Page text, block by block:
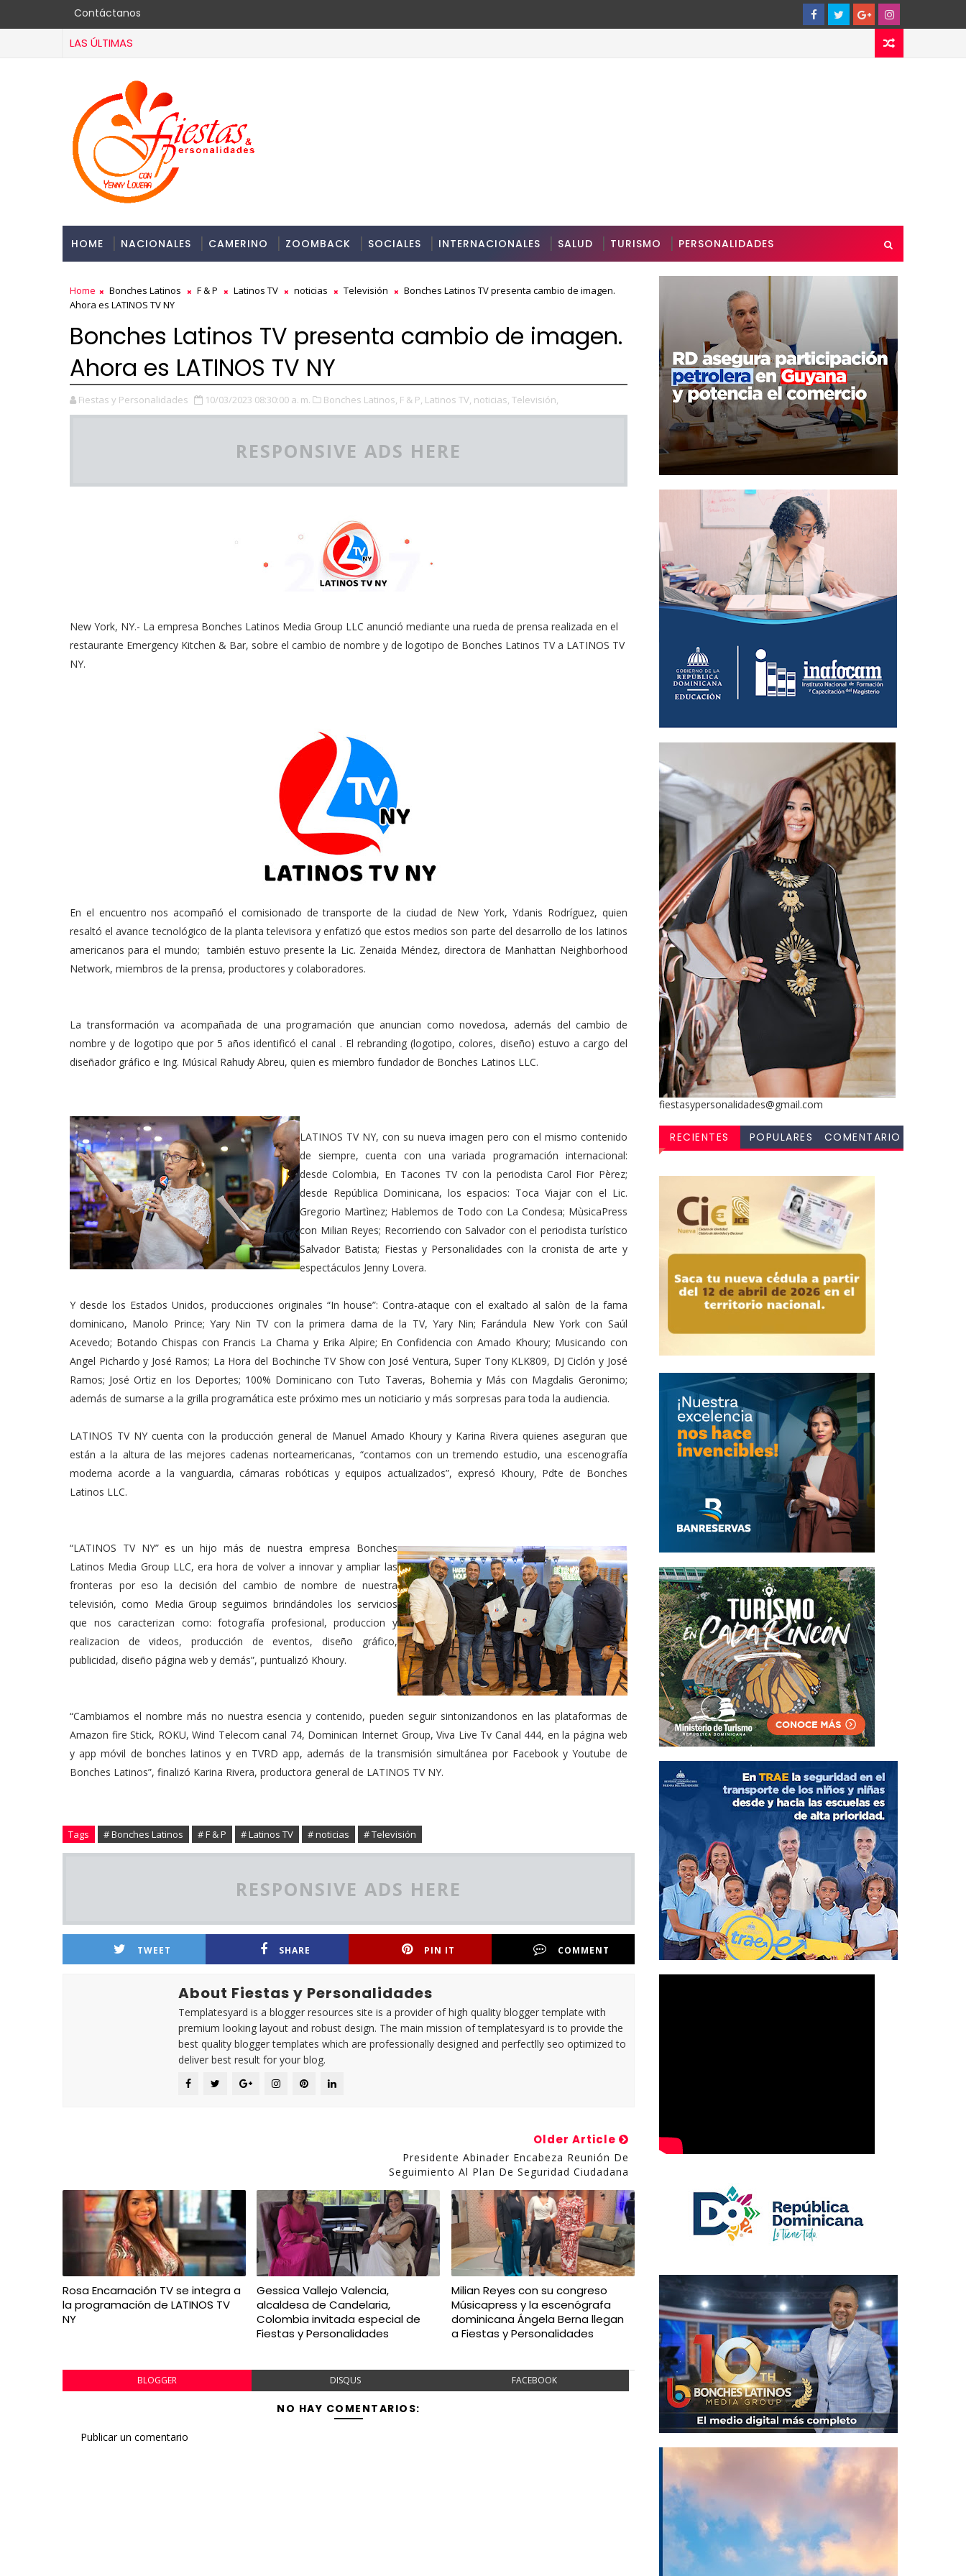
Contáctanos
LAS ÚLTIMAS
HOME NACIONALES CAMERINO ZOOMBACK SOCIALES INTERNACIONALES SALUD TURISMO PERSONALIDADES
Home Bonches Latinos F & P Latinos TV noticias Televisión
Bonches Latinos TV presenta cambio de imagen.
Ahora es LATINOS TV NY
Bonches Latinos TV presenta cambio de imagen.
Ahora es LATINOS TV NY
Fiestas y Personalidades 10/03/2023 08:30:00 a. m. Bonches Latinos, F & P, Latinos TV, noticias, Televisión,
RESPONSIVE ADS HERE
New York, NY.- La empresa Bonches Latinos Media Group LLC anunció mediante una rueda de prensa realizada en el
restaurante Emergency Kitchen & Bar, sobre el cambio de nombre y de logotipo de Bonches Latinos TV a LATINOS TV
NY.
En el encuentro nos acompañó el comisionado de transporte de la ciudad de New York, Ydanis Rodríguez, quien
resaltó el avance tecnológico de la planta televisora y enfatizó que estos medios son parte del desarrollo de los latinos
americanos para el mundo; también estuvo presente la Lic. Zenaida Méndez, directora de Manhattan Neighborhood
Network, miembros de la prensa, productores y colaboradores.
La transformación va acompañada de una programación que anuncian como novedosa, además del cambio de
nombre y de logotipo que por 5 años identificó el canal . El rebranding (logotipo, colores, diseño) estuvo a cargo del
diseñador gráfico e Ing. Músical Rahudy Abreu, quien es miembro fundador de Bonches Latinos LLC.
LATINOS TV NY, con su nueva imagen pero con el mismo contenido
de siempre, cuenta con una variada programación internacional:
desde Colombia, En Tacones TV con la periodista Carol Fior Pèrez;
desde República Dominicana, los espacios: Toca Viajar con el Lic.
Gregorio Martìnez; Hablemos de Todo con La Condesa; MùsicaPress
con Milian Reyes; Recorriendo con Salvador con el periodista turístico
Salvador Batista; Fiestas y Personalidades con la cronista de arte y
espectáculos Jenny Lovera.
Y desde los Estados Unidos, producciones originales “In house”: Contra-ataque con el exaltado al salòn de la fama
dominicano, Manolo Prince; Yary Nin TV con la primera dama de la TV, Yary Nin; Farándula New York con Saúl
Acevedo; Botando Chispas con Francis La Chama y Erika Alpire; En Confidencia con Amado Khoury; Musicando con
Angel Pichardo y José Ramos; La Hora del Bochinche TV Show con José Ventura, Super Tony KLK809, DJ Ciclón y José
Ramos; José Ortiz en los Deportes; 100% Dominicano con Tuto Taveras, Bohemia y Más con Magdalis Geronimo;
además de sumarse a la grilla programática este próximo mes un noticiario y más sorpresas para toda la audiencia.
LATINOS TV NY cuenta con la producción general de Manuel Amado Khoury y Karina Rivera quienes aseguran que
están a la altura de las mejores cadenas norteamericanas, “contamos con un tremendo estudio, una escenografía
moderna acorde a la vanguardia, cámaras robóticas y equipos actualizados”, expresó Khoury, Pdte de Bonches
Latinos LLC.
“LATINOS TV NY” es un hijo más de nuestra empresa Bonches
Latinos Media Group LLC, era hora de volver a innovar y ampliar las
fronteras por eso la decisión del cambio de nombre de nuestra
televisión, como Media Group seguimos brindándoles los servicios
que nos caracterizan como: fotografía profesional, produccion y
realizacion de videos, producción de eventos, diseño gráfico,
publicidad, diseño página web y demás”, puntualizó Khoury.
“Cambiamos el nombre más no nuestra esencia y contenido, pueden seguir sintonizandonos en las plataformas de
Amazon fire Stick, ROKU, Wind Telecom canal 74, Dominican Internet Group, Viva Live Tv Canal 444, en la página web
y app móvil de bonches latinos y en TVRD app, además de la transmisión simultánea por Facebook y Youtube de
Bonches Latinos”, finalizó Karina Rivera, productora general de LATINOS TV NY.
Tags # Bonches Latinos # F & P # Latinos TV # noticias # Televisión
RESPONSIVE ADS HERE
TWEET SHARE PIN IT COMMENT
About Fiestas y Personalidades
Templatesyard is a blogger resources site is a provider of high quality blogger template with
premium looking layout and robust design. The main mission of templatesyard is to provide the
best quality blogger templates which are professionally designed and perfectlly seo optimized to
deliver best result for your blog.
Older Article
Presidente Abinader Encabeza Reunión De
Seguimiento Al Plan De Seguridad Ciudadana
Rosa Encarnación TV se integra a
la programación de LATINOS TV
NY
Gessica Vallejo Valencia,
alcaldesa de Candelaria,
Colombia invitada especial de
Fiestas y Personalidades
Milian Reyes con su congreso
Músicapress y la escenógrafa
dominicana Ángela Berna llegan
a Fiestas y Personalidades
BLOGGER DISQUS FACEBOOK
NO HAY COMENTARIOS:
Publicar un comentario
fiestasypersonalidades@gmail.com
RECIENTES POPULARES
COMENTARIO